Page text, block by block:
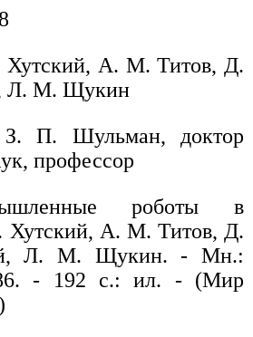
Хутский, А. М. Титов, Д.
Л. М. Щукин
З. П. Шульман, доктор
профессор
роботы в
Хутский, А. М. Титов, Д.
Л. М. Щукин. - Мн.:
- 192 с.: ил. - (Мир